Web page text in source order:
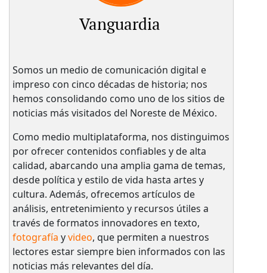
Vanguardia
Somos un medio de comunicación digital e
impreso con cinco décadas de historia; nos
hemos consolidando como uno de los sitios de
noticias más visitados del Noreste de México.
Como medio multiplataforma, nos distinguimos
por ofrecer contenidos confiables y de alta
calidad, abarcando una amplia gama de temas,
desde política y estilo de vida hasta artes y
cultura. Además, ofrecemos artículos de
análisis, entretenimiento y recursos útiles a
través de formatos innovadores en texto,
fotografía yvideo, que permiten a nuestros
lectores estar siempre bien informados con las
noticias más relevantes del día.